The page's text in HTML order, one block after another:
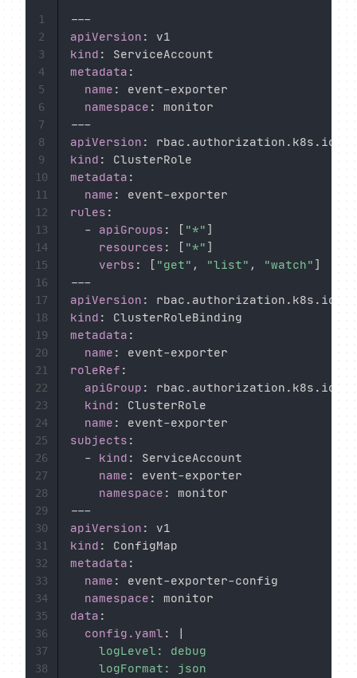
---
apiVersion :
kind :
metadata :
name : event-exporter
namespace :
---
apiVersion :
kind :
metadata :
name : event-
rules :
-
apiGroups : [ "*" ]
resources : [ "*" ]
verbs : [ "get" , "list" , "watch" ]
---
apiVersion :
kind :
metadata :
name : event-
roleRef :
apiGroup :
rbac.authorization.k8s.io
kind :
ClusterRole
name : event-
subjects :
-
kind :
ServiceAccount
name : event-exporter
namespace :
---
apiVersion :
kind :
metadata :
name : event-exporter-config
namespace :
data :
config.yaml :
    logLevel: debug
    logFormat: json
1
2
3
4
5
6
7
8
9
10
11
12
13
14
15
16
17
18
19
20
21
22
23
24
25
26
27
28
29
30
31
32
33
34
35
36
37
38